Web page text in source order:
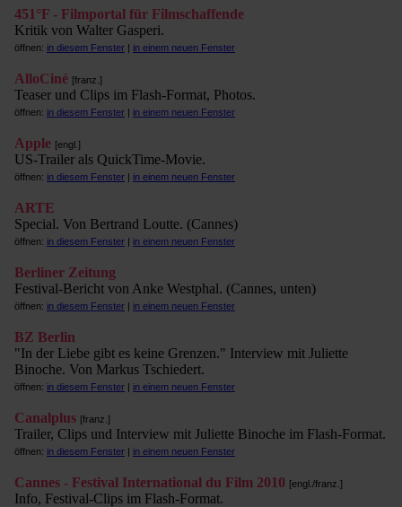
451°F - Filmportal für Filmschaffende
Kritik von Walter Gasperi.
öffnen: in diesem Fenster | in einem neuen Fenster
AlloCiné [franz.]
Teaser und Clips im Flash-Format, Photos.
öffnen: in diesem Fenster | in einem neuen Fenster
Apple [engl.]
US-Trailer als QuickTime-Movie.
öffnen: in diesem Fenster | in einem neuen Fenster
ARTE
Special. Von Bertrand Loutte. (Cannes)
öffnen: in diesem Fenster | in einem neuen Fenster
Berliner Zeitung
Festival-Bericht von Anke Westphal. (Cannes, unten)
öffnen: in diesem Fenster | in einem neuen Fenster
BZ Berlin
"In der Liebe gibt es keine Grenzen." Interview mit Juliette
Binoche. Von Markus Tschiedert.
öffnen: in diesem Fenster | in einem neuen Fenster
Canalplus [franz.]
Trailer, Clips und Interview mit Juliette Binoche im Flash-Format.
öffnen: in diesem Fenster | in einem neuen Fenster
Cannes - Festival International du Film 2010 [engl./franz.]
Info, Festival-Clips im Flash-Format.